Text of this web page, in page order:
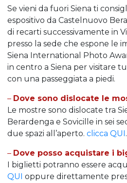
Se vieni da fuori Siena ti
espositivo da Castelnuovo
di recarti successivamente in
presso la sede che espone le
Siena International Photo
in centro a Siena per visitare
con una passeggiata a piedi.
– Dove sono dislocate le
Le mostre sono dislocate tra
Berardenga e Sovicille in sei
due spazi all’aperto. clicca QUI.
– Dove posso acquistare i
I biglietti potranno essere
QUI oppure direttamente